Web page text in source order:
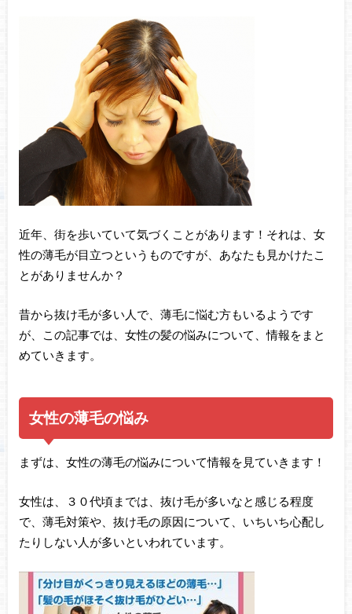
近年、街を歩いていて気づくことがあります！それは、女
性の薄毛が目立つというものですが、あなたも見かけたこ
とがありませんか？
昔から抜け毛が多い人で、薄毛に悩む方もいるようです
が、この記事では、女性の髪の悩みについて、情報をまと
めていきます。
女性の薄毛の悩み
まずは、女性の薄毛の悩みについて情報を見ていきます！
女性は、３０代頃までは、抜け毛が多いなと感じる程度
で、薄毛対策や、抜け毛の原因について、いちいち心配し
たりしない人が多いといわれています。